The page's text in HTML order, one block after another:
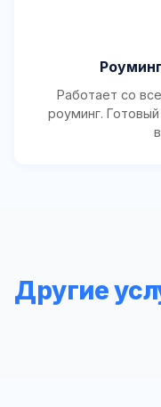
Работает со
роуминг.
Другие